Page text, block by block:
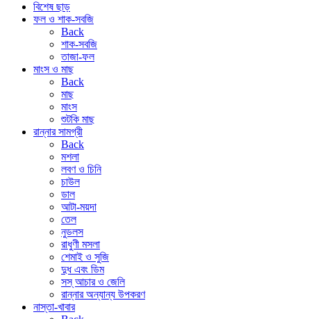
বিশেষ ছাড়
ফল ও শাক-সবজি
Back
শাক-সবজি
তাজা-ফল
মাংস ও মাছ
Back
মাছ
মাংস
শুটকি মাছ
রান্নার সামগ্রী
Back
মশলা
লবণ ও চিনি
চাউল
ডাল
আটা-ময়দা
তেল
নুডলস
রাধুণী মসলা
শেমাই ও সুজি
দুধ এবং ডিম
সস্ আচার ও জেলি
রান্নার অন্যান্য উপকরণ
নাস্তা-খাবার